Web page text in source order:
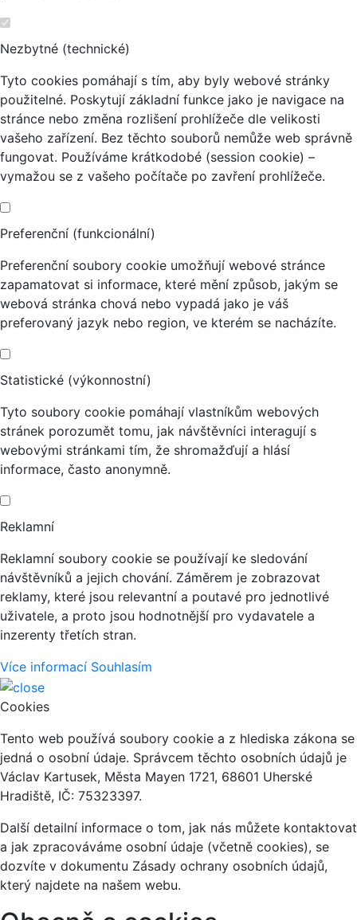
Nezbytné (technické)
Tyto cookies pomáhají s tím, aby byly webové stránky
použitelné. Poskytují základní funkce jako je navigace na
stránce nebo změna rozlišení prohlížeče dle velikosti
vašeho zařízení. Bez těchto souborů nemůže web správně
fungovat. Používáme krátkodobé (session cookie) –
vymažou se z vašeho počítače po zavření prohlížeče.
Preferenční (funkcionální)
Preferenční soubory cookie umožňují webové stránce
zapamatovat si informace, které mění způsob, jakým se
webová stránka chová nebo vypadá jako je váš
preferovaný jazyk nebo region, ve kterém se nacházíte.
Statistické (výkonnostní)
Tyto soubory cookie pomáhají vlastníkům webových
stránek porozumět tomu, jak návštěvníci interagují s
webovými stránkami tím, že shromažďují a hlásí
informace, často anonymně.
Reklamní
Reklamní soubory cookie se používají ke sledování
návštěvníků a jejich chování. Záměrem je zobrazovat
reklamy, které jsou relevantní a poutavé pro jednotlivé
uživatele, a proto jsou hodnotnější pro vydavatele a
inzerenty třetích stran.
Více informací Souhlasím
Cookies
Tento web používá soubory cookie a z hlediska zákona se
jedná o osobní údaje. Správcem těchto osobních údajů je
Václav Kartusek, Města Mayen 1721, 68601 Uherské
Hradiště, IČ: 75323397.
Další detailní informace o tom, jak nás můžete kontaktovat
a jak zpracováváme osobní údaje (včetně cookies), se
dozvíte v dokumentu Zásady ochrany osobních údajů,
který najdete na našem webu.